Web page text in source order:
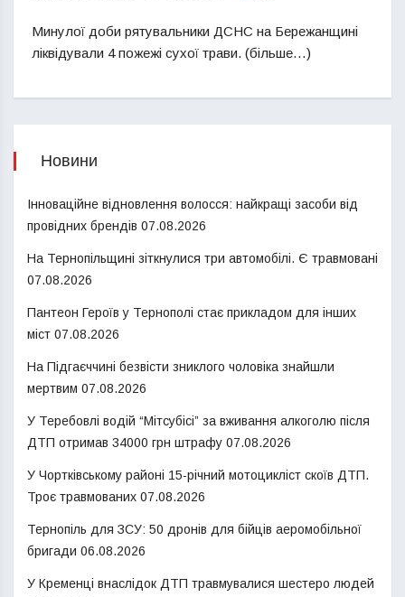
Минулої доби рятувальники ДСНС на Бережанщині
ліквідували 4 пожежі сухої трави. (більше…)
Новини
Інноваційне відновлення волосся: найкращі засоби від
провідних брендів 07.08.2026
На Тернопільщині зіткнулися три автомобілі. Є травмовані
07.08.2026
Пантеон Героїв у Тернополі стає прикладом для інших
міст 07.08.2026
На Підгаєччині безвісти зниклого чоловіка знайшли
мертвим 07.08.2026
У Теребовлі водій “Мітсубісі” за вживання алкоголю після
ДТП отримав 34000 грн штрафу 07.08.2026
У Чортківському районі 15-річний мотоцикліст скоїв ДТП.
Троє травмованих 07.08.2026
Тернопіль для ЗСУ: 50 дронів для бійців аеромобільної
бригади 06.08.2026
У Кременці внаслідок ДТП травмувалися шестеро людей